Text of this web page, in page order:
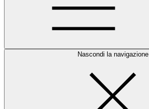
Nascondi la navigazione